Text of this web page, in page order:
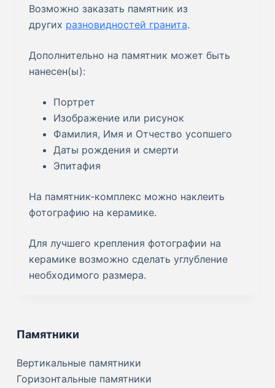
Возможно заказать памятник из
других разновидностей гранита.
Дополнительно на памятник может быть
нанесен(ы):
Портрет
Изображение или рисунок
Фамилия, Имя и Отчество усопшего
Даты рождения и смерти
Эпитафия
На памятник-комплекс можно наклеить
фотографию на керамике.
Для лучшего крепления фотографии на
керамике возможно сделать углубление
необходимого размера.
Памятники
Вертикальные памятники
Горизонтальные памятники